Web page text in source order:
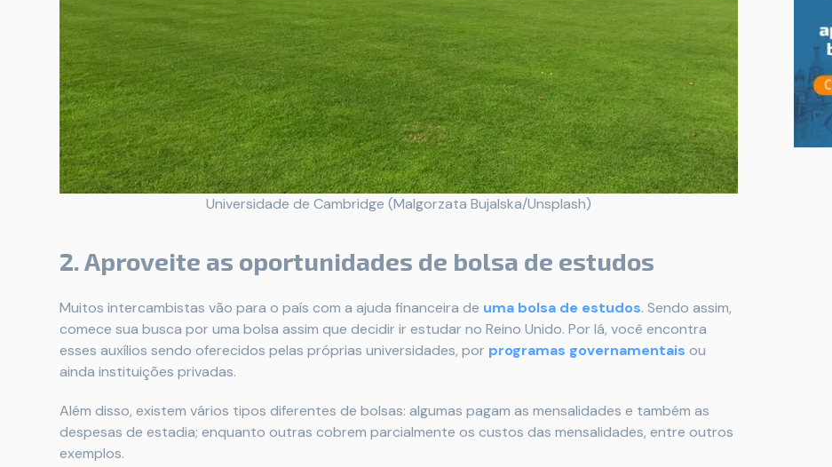
Universidade de Cambridge (Malgorzata Bujalska/Unsplash)
2. Aproveite as oportunidades de bolsa de estudos
Muitos intercambistas vão para o país com a ajuda financeira de uma bolsa de estudos. Sendo assim,
comece sua busca por uma bolsa assim que decidir ir estudar no Reino Unido. Por lá, você encontra
esses auxílios sendo oferecidos pelas próprias universidades, por programas governamentais ou
ainda instituições privadas.
Além disso, existem vários tipos diferentes de bolsas: algumas pagam as mensalidades e também as
despesas de estadia; enquanto outras cobrem parcialmente os custos das mensalidades, entre outros
exemplos.